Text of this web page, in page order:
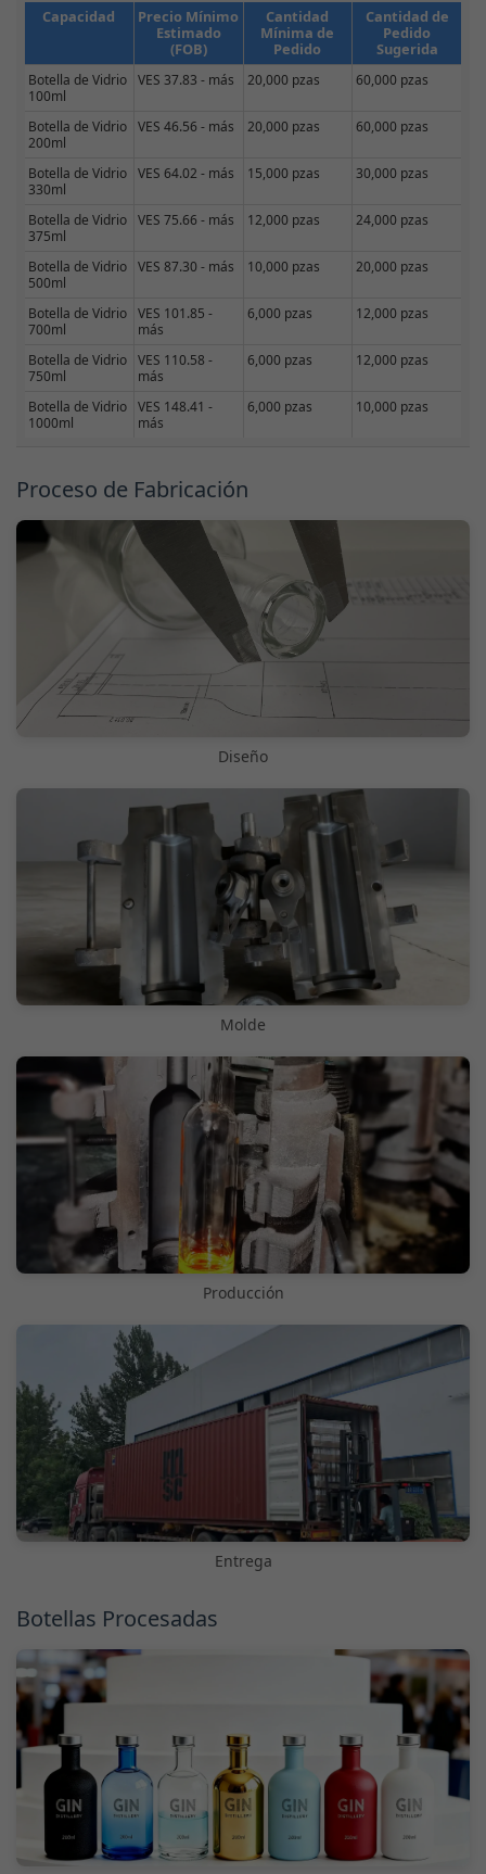
Capacidad
Precio Mínimo
Estimado
(FOB)
Cantidad
Mínima de
Pedido
Cantidad de
Pedido
Sugerida
Botella de Vidrio
100ml
VES 37.83 - más 20,000 pzas 60,000 pzas
Botella de Vidrio
200ml
VES 46.56 - más 20,000 pzas 60,000 pzas
Botella de Vidrio
330ml
VES 64.02 - más 15,000 pzas 30,000 pzas
Botella de Vidrio
375ml
VES 75.66 - más 12,000 pzas 24,000 pzas
Botella de Vidrio
500ml
VES 87.30 - más 10,000 pzas 20,000 pzas
Botella de Vidrio
700ml
VES 101.85 -
más
6,000 pzas 12,000 pzas
Botella de Vidrio
750ml
VES 110.58 -
más
6,000 pzas 12,000 pzas
Botella de Vidrio
1000ml
VES 148.41 -
más
6,000 pzas 10,000 pzas
Proceso de Fabricación
Diseño
Molde
Producción
Entrega
Botellas Procesadas